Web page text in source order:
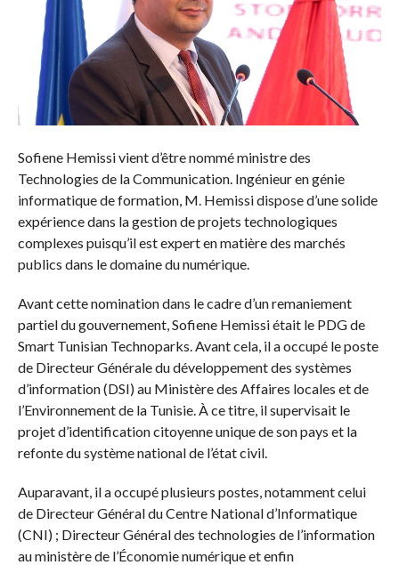
Sofiene Hemissi vient d’être nommé ministre des
Technologies de la Communication. Ingénieur en génie
informatique de formation, M. Hemissi dispose d’une solide
expérience dans la gestion de projets technologiques
complexes puisqu’il est expert en matière des marchés
publics dans le domaine du numérique.
Avant cette nomination dans le cadre d’un remaniement
partiel du gouvernement, Sofiene Hemissi était le PDG de
Smart Tunisian Technoparks. Avant cela, il a occupé le poste
de Directeur Générale du développement des systèmes
d’information (DSI) au Ministère des Affaires locales et de
l’Environnement de la Tunisie. À ce titre, il supervisait le
projet d’identification citoyenne unique de son pays et la
refonte du système national de l’état civil.
Auparavant, il a occupé plusieurs postes, notamment celui
de Directeur Général du Centre National d’Informatique
(CNI) ; Directeur Général des technologies de l’information
au ministère de l’Économie numérique et enfin